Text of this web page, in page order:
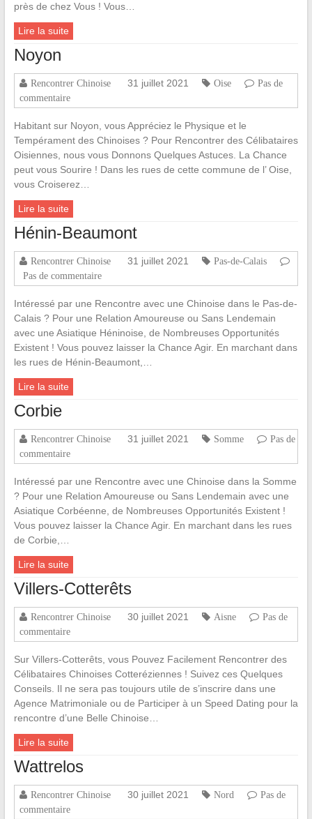
près de chez Vous ! Vous…
Lire la suite
Noyon
Rencontrer Chinoise 31 juillet 2021 Oise
Pas de
commentaire
Habitant sur Noyon, vous Appréciez le Physique et le
Tempérament des Chinoises ? Pour Rencontrer des Célibataires
Oisiennes, nous vous Donnons Quelques Astuces. La Chance
peut vous Sourire ! Dans les rues de cette commune de l’ Oise,
vous Croiserez…
Lire la suite
Hénin-Beaumont
Rencontrer Chinoise 31 juillet 2021
Pas-de-Calais
Pas de commentaire
Intéressé par une Rencontre avec une Chinoise dans le Pas-de-
Calais ? Pour une Relation Amoureuse ou Sans Lendemain
avec une Asiatique Héninoise, de Nombreuses Opportunités
Existent ! Vous pouvez laisser la Chance Agir. En marchant dans
les rues de Hénin-Beaumont,…
Lire la suite
Corbie
Rencontrer Chinoise 31 juillet 2021 Somme
Pas de
commentaire
Intéressé par une Rencontre avec une Chinoise dans la Somme
? Pour une Relation Amoureuse ou Sans Lendemain avec une
Asiatique Corbéenne, de Nombreuses Opportunités Existent !
Vous pouvez laisser la Chance Agir. En marchant dans les rues
de Corbie,…
Lire la suite
Villers-Cotterêts
Rencontrer Chinoise 30 juillet 2021 Aisne
Pas de
commentaire
Sur Villers-Cotterêts, vous Pouvez Facilement Rencontrer des
Célibataires Chinoises Cotteréziennes ! Suivez ces Quelques
Conseils. Il ne sera pas toujours utile de s’inscrire dans une
Agence Matrimoniale ou de Participer à un Speed Dating pour la
rencontre d’une Belle Chinoise…
Lire la suite
Wattrelos
Rencontrer Chinoise 30 juillet 2021 Nord
Pas de
commentaire